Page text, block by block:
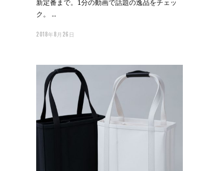
新定番まで。1分の動画で話題の逸品をチェッ
ク。
2018年8月26日